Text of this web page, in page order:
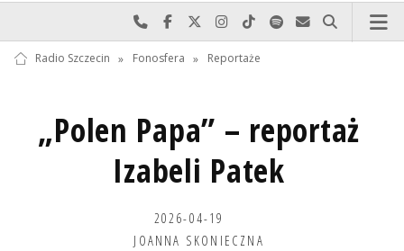
Najlepiej po prostu do nas zadzwoń
Odwiedź nas na Facebook-u
Odwiedź nas na X
Odwiedź nas na Instagram-ie
Odwiedź nas na TikTok-u
Szukaj nas na Spotify
Wyślij do nas
Szukaj
Radio Szczecin » Fonosfera » Reportaże
„Polen Papa” – reportaż
Izabeli Patek
2026-04-19
JOANNA SKONIECZNA